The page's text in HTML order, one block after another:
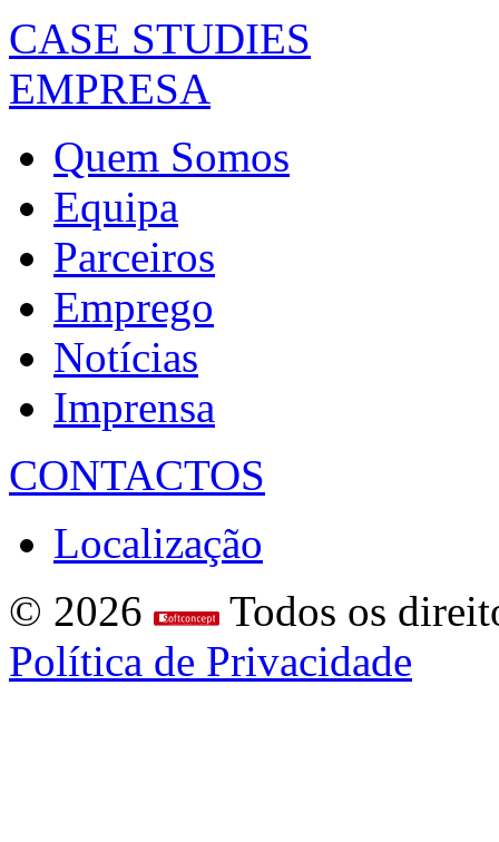
CASE STUDIES
EMPRESA
Quem Somos
Equipa
Parceiros
Emprego
Notícias
Imprensa
CONTACTOS
Localização
© 2026
Todos os
Política de Privacidade